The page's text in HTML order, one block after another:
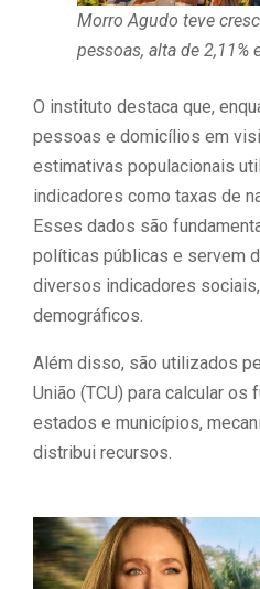
Morro Agudo teve
pessoas, alta de 2,11%
O instituto destaca que,
pessoas e domicílios em
estimativas populacionais
indicadores como taxas de
Esses dados são
políticas públicas e servem
diversos indicadores
demográficos.
Além disso, são utilizados
União (TCU) para calcular
estados e municípios,
distribui recursos.